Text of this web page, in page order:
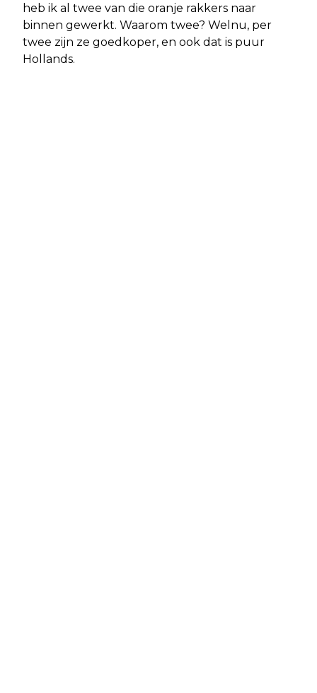
heb ik al twee van die oranje rakkers naar
binnen gewerkt. Waarom twee? Welnu, per
twee zijn ze goedkoper, en ook dat is puur
Hollands.